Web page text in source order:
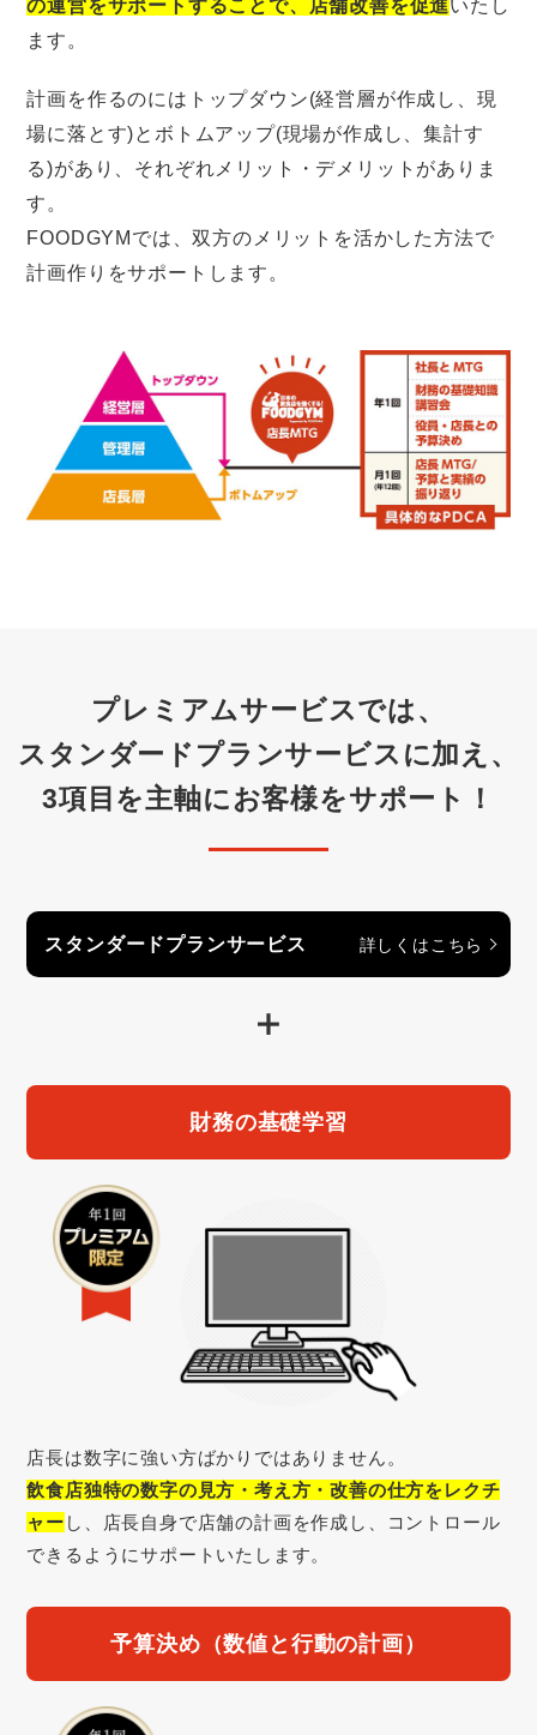
の運営をサポートすることで、店舗改善を促進いたし
ます。
計画を作るのにはトップダウン(経営層が作成し、現
場に落とす)とボトムアップ(現場が作成し、集計す
る)があり、それぞれメリット・デメリットがありま
す。
FOODGYMでは、双方のメリットを活かした方法で
計画作りをサポートします。
プレミアムサービスでは、
スタンダードプランサービスに加え、
3項目を主軸にお客様をサポート！
スタンダードプランサービス 詳しくはこちら
財務の基礎学習
店長は数字に強い方ばかりではありません。
飲食店独特の数字の見方・考え方・改善の仕方をレクチ
ャー し、店長自身で店舗の計画を作成し、コントロール
できるようにサポートいたします。
予算決め（数値と行動の計画）